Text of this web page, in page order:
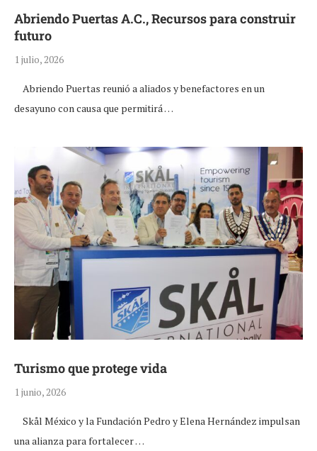
Abriendo Puertas A.C., Recursos para construir
futuro
1 julio, 2026
Abriendo Puertas reunió a aliados y benefactores en un
desayuno con causa que permitirá …
Turismo que protege vida
1 junio, 2026
Skål México y la Fundación Pedro y Elena Hernández impulsan
una alianza para fortalecer …